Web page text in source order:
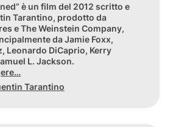
è un film del 2012 scritto e
Tarantino, prodotto da
e The Weinstein Company,
da Jamie Foxx,
Leonardo DiCaprio, Kerry
L. Jackson.
Tarantino